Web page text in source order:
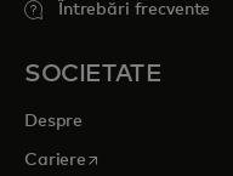
Întrebări frecvente
SOCIETATE
Despre
Cariere opens in a new tab